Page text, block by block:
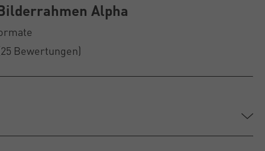
Alpha
Bewertungen)